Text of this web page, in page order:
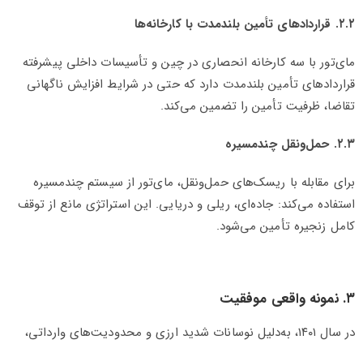
۲.۲. قراردادهای تأمین بلندمدت با کارخانه‌ها
مای‌تور با سه کارخانه انحصاری در چین و تأسیسات داخلی پیشرفته
قراردادهای تأمین بلندمدت دارد که حتی در شرایط افزایش ناگهانی
تقاضا، ظرفیت تأمین را تضمین می‌کند.
۲.۳. حمل‌ونقل چندمسیره
برای مقابله با ریسک‌های حمل‌ونقل، مای‌تور از سیستم چندمسیره
استفاده می‌کند: جاده‌ای، ریلی و دریایی. این استراتژی مانع از توقف
کامل زنجیره تأمین می‌شود.
۳. نمونه واقعی موفقیت
در سال ۱۴۰۱، به‌دلیل نوسانات شدید ارزی و محدودیت‌های وارداتی،